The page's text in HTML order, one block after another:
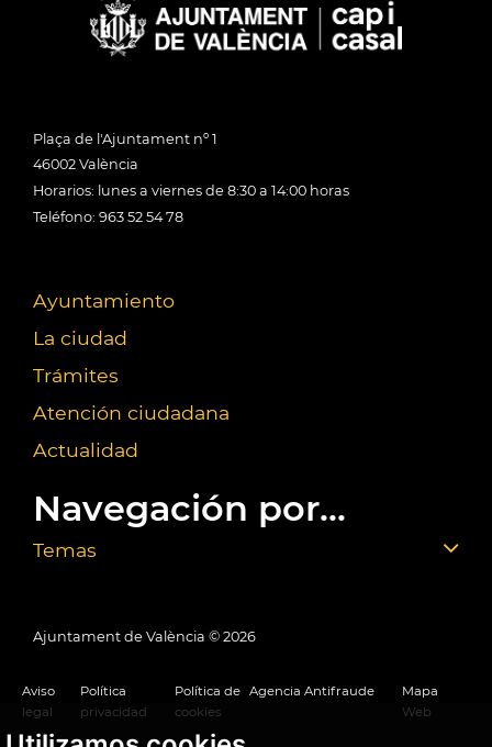
Plaça de l'Ajuntament nº 1
46002 València
Horarios: lunes a viernes de 8:30 a 14:00 horas
Teléfono: 963 52 54 78
Ayuntamiento
La ciudad
Trámites
Atención ciudadana
Actualidad
Navegación por...
Temas
Ajuntament de València © 2026
Aviso
legal
Política
privacidad
Política de
cookies
Agencia Antifraude
Mapa
Web